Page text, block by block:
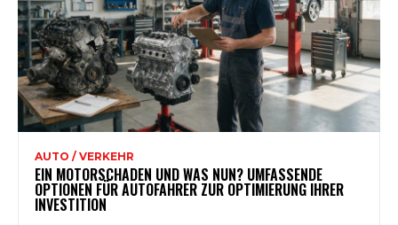
AUTO / VERKEHR
EIN MOTORSCHADEN UND WAS NUN? UMFASSENDE
OPTIONEN FÜR AUTOFAHRER ZUR OPTIMIERUNG IHRER
INVESTITION